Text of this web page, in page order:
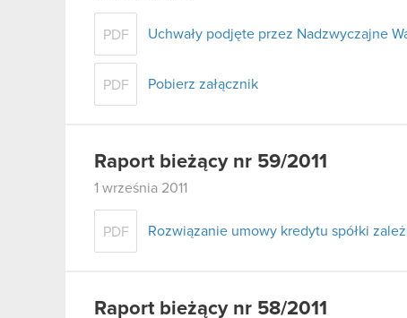
PDF Uchwały podjęte przez Nadzwyczajne
PDF Pobierz załącznik
Raport bieżący nr 59/2011
1 września 2011
PDF Rozwiązanie umowy kredytu spółki
Raport bieżący nr 58/2011